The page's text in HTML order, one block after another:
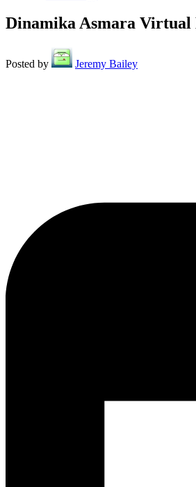
Dinamika Asmara Virtual
Posted by Jeremy Bailey